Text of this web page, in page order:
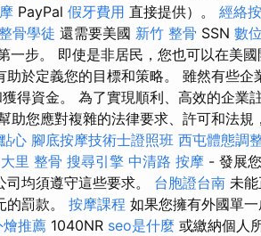
PayPal 假牙費用 直接提供）。 經絡
骨學徒 還需要美國 新竹 整骨 SSN 數
一步。 即使是非居民，您也可以在美國
於定義您的目標和策略。 雖然有些企
得資金。 為了實現順利、高效的企業
您應對複雜的法律要求、許可和法規
心 腳底按摩技術士證照班 西屯體態調
大里 整骨 搜尋引擎 中清路 按摩 - 發展
均須遵守這些要求。 台胞證台南 未
的罰款。 按摩課程 如果您擁有外國單
燴推薦 1040NR seo是什麼 或繳納個人